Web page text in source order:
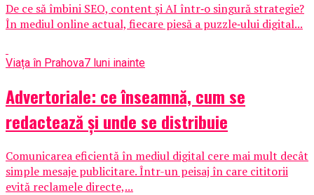
De ce să îmbini SEO, content și AI într‑o singură strategie?
În mediul online actual, fiecare piesă a puzzle‑ului digital...
Viața în Prahova7 luni inainte
Advertoriale: ce înseamnă, cum se
redactează și unde se distribuie
Comunicarea eficientă în mediul digital cere mai mult decât
simple mesaje publicitare. Într-un peisaj în care cititorii
evită reclamele directe,...